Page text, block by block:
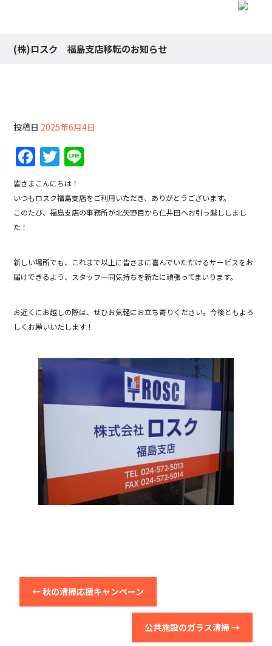
(株)ロスク 福島支店移転のお知らせ
投稿日 2025年6月4日
F
a
c
e
o
o
T
w
itt
er
e
皆さまこんにちは！
いつもロスク福島支店をご利用いただき、ありがとうございます。
このたび、福島支店の事務所が北矢野目から仁井田へお引っ越ししまし
た！
新しい場所でも、これまで以上に皆さまに喜んでいただけるサービスをお
届けできるよう、スタッフ一同気持ちを新たに頑張ってまいります。
お近くにお越しの際は、ぜひお気軽にお立ち寄りください。今後ともよろ
しくお願いいたします！
←秋の清掃応援キャンペーン
公共施設のガラス清掃→